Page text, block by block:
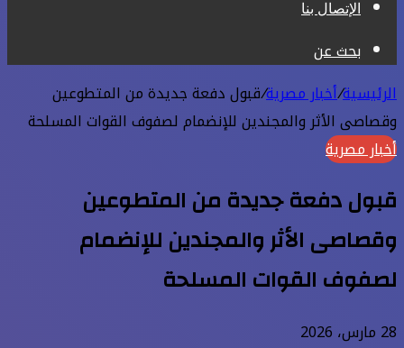
الإتصال بنا
بحث عن
الرئيسية/أخبار مصرية/قبول دفعة جديدة من المتطوعين
وقصاصى الأثر والمجندين للإنضمام لصفوف القوات المسلحة
أخبار مصرية
قبول دفعة جديدة من المتطوعين
وقصاصى الأثر والمجندين للإنضمام
لصفوف القوات المسلحة
28 مارس، 2026